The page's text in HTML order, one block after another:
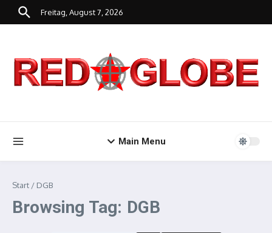
Zum Inhalt springen
Freitag, August 7, 2026
Main Menu
Start / DGB
Browsing Tag: DGB